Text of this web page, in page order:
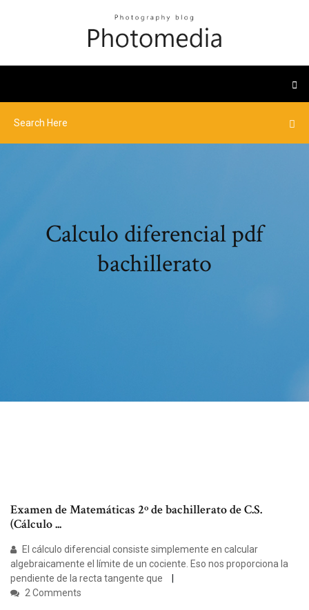
Calculo diferencial pdf
bachillerato
Examen de Matemáticas 2º de bachillerato de C.S.
(Cálculo ...
El cálculo diferencial consiste simplemente en calcular
algebraicamente el límite de un cociente. Eso nos proporciona la
pendiente de la recta tangente que
2 Comments